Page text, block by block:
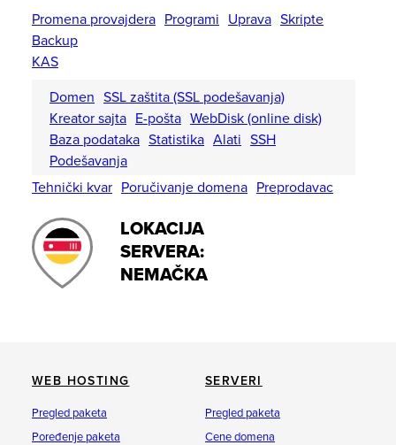
Promena provajdera Programi Uprava Skripte
Backup
KAS
Domen SSL zaštita (SSL podešavanja)
Kreator sajta E-pošta WebDisk (online disk)
Baza podataka Statistika Alati SSH
Podešavanja
Tehnički kvar Poručivanje domena Preprodavac
LOKACIJA
SERVERA:
NEMAČKA
WEB HOSTING
Pregled paketa
Poređenje paketa
SERVERI
Pregled paketa
Cene domena